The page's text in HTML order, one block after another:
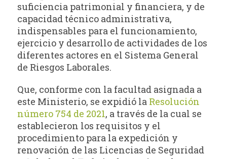
suficiencia patrimonial y financiera, y de
capacidad técnico administrativa,
indispensables para el funcionamiento,
ejercicio y desarrollo de actividades de los
diferentes actores en el Sistema General
de Riesgos Laborales.
Que, conforme con la facultad asignada a
este Ministerio, se expidió la Resolución
número 754 de 2021, a través de la cual se
establecieron los requisitos y el
procedimiento para la expedición y
renovación de las Licencias de Seguridad